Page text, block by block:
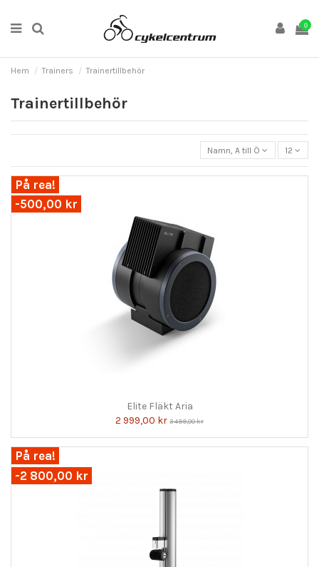
0
Hem Trainers Trainertillbehör
Trainertillbehör
Namn, A till Ö 12
På rea!
-500,00 kr
Elite Fläkt Aria
2 999,00 kr 3 499,00 kr
På rea!
-2 800,00 kr